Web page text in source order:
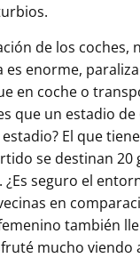
de los
enorme,
en coche o
que un estadio
El que
se destinan
seguro el
en
también
mucho viendo